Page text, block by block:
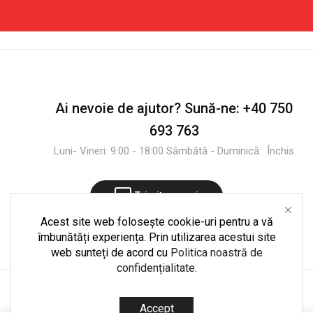
Natural
-
Ai nevoie de ajutor? Sună-ne: +40 750
693 763
Luni- Vineri: 9:00 - 18:00 Sâmbătă - Duminică: Închis
Trimite mesaj
CultShop.ro. Dezvoltare și mentenanță
Acest site web folosește cookie-uri pentru a vă
îmbunătăți experiența. Prin utilizarea acestui site
web sunteți de acord cu Politica noastră de
confidențialitate.
Accept